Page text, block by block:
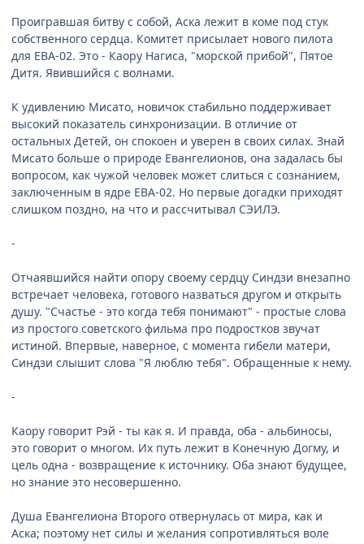
Проигравшая битву с собой, Аска лежит в коме под стук
собственного сердца. Комитет присылает нового пилота
для ЕВА-02. Это - Каору Нагиса, "морской прибой", Пятое
Дитя. Явившийся с волнами.
К удивлению Мисато, новичок стабильно поддерживает
высокий показатель синхронизации. В отличие от
остальных Детей, он спокоен и уверен в своих силах. Знай
Мисато больше о природе Евангелионов, она задалась бы
вопросом, как чужой человек может слиться с сознанием,
заключенным в ядре ЕВА-02. Но первые догадки приходят
слишком поздно, на что и рассчитывал СЭИЛЭ.
-
Отчаявшийся найти опору своему сердцу Синдзи внезапно
встречает человека, готового назваться другом и открыть
душу. "Счастье - это когда тебя понимают" - простые слова
из простого советского фильма про подростков звучат
истиной. Впервые, наверное, с момента гибели матери,
Синдзи слышит слова "Я люблю тебя". Обращенные к нему.
-
Каору говорит Рэй - ты как я. И правда, оба - альбиносы,
это говорит о многом. Их путь лежит в Конечную Догму, и
цель одна - возвращение к источнику. Оба знают будущее,
но знание это несовершенно.
Душа Евангелиона Второго отвернулась от мира, как и
Аска; поэтому нет силы и желания сопротивляться воле